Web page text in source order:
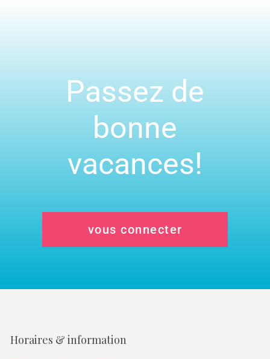
Passez de
bonne
vacances!
vous connecter
Horaires & information